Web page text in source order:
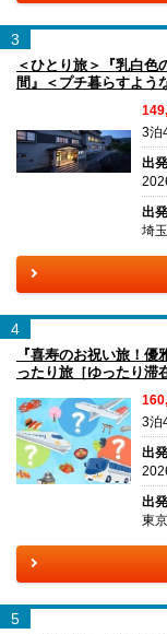
3
＜ひとり旅＞『乳白色
間』＜プチ暮らすよう
3泊
出
出
埼
4
『喜寿のお祝い旅！
ったり旅［ゆったり滞
3泊
出
出
東
5